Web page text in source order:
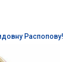
Распопову!